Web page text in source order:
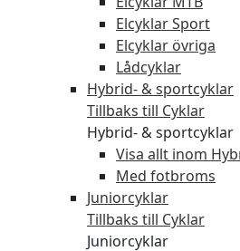
Elcyklar Sport
Elcyklar övriga
Lådcyklar
Hybrid- & sportcyklar
Tillbaks till Cyklar
Hybrid- & sportcyklar
Visa allt inom
Med fotbroms
Juniorcyklar
Tillbaks till Cyklar
Juniorcyklar